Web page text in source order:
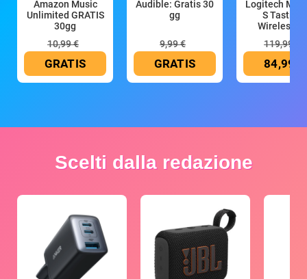
Amazon Music
Unlimited GRATIS
30gg
10,99 €
GRATIS
Audible: Gratis 30
gg
9,99 €
GRATIS
Logitech MX
S Tastiera
Wireless
119,99 €
84,99 €
Scelti dalla redazione